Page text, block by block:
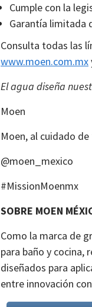
Cumple con la
Garantía limitada
Consulta todas las
www.moen.com.mx
El agua diseña
Moen
Moen, al cuidado de
@moen_mexico
#MissionMoenmx
SOBRE MOEN
Como la marca de
para baño y cocina,
diseñados para
entre innovación